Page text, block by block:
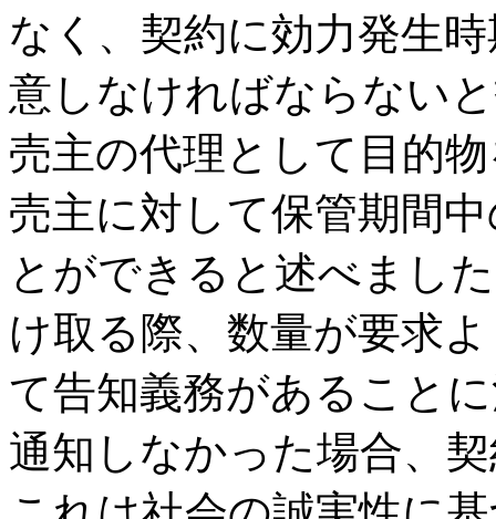
なく、契約に効力発生
意しなければならない
売主の代理として目的
売主に対して保管期間
とができると述べまし
け取る際、数量が要求
て告知義務があること
通知しなかった場合、